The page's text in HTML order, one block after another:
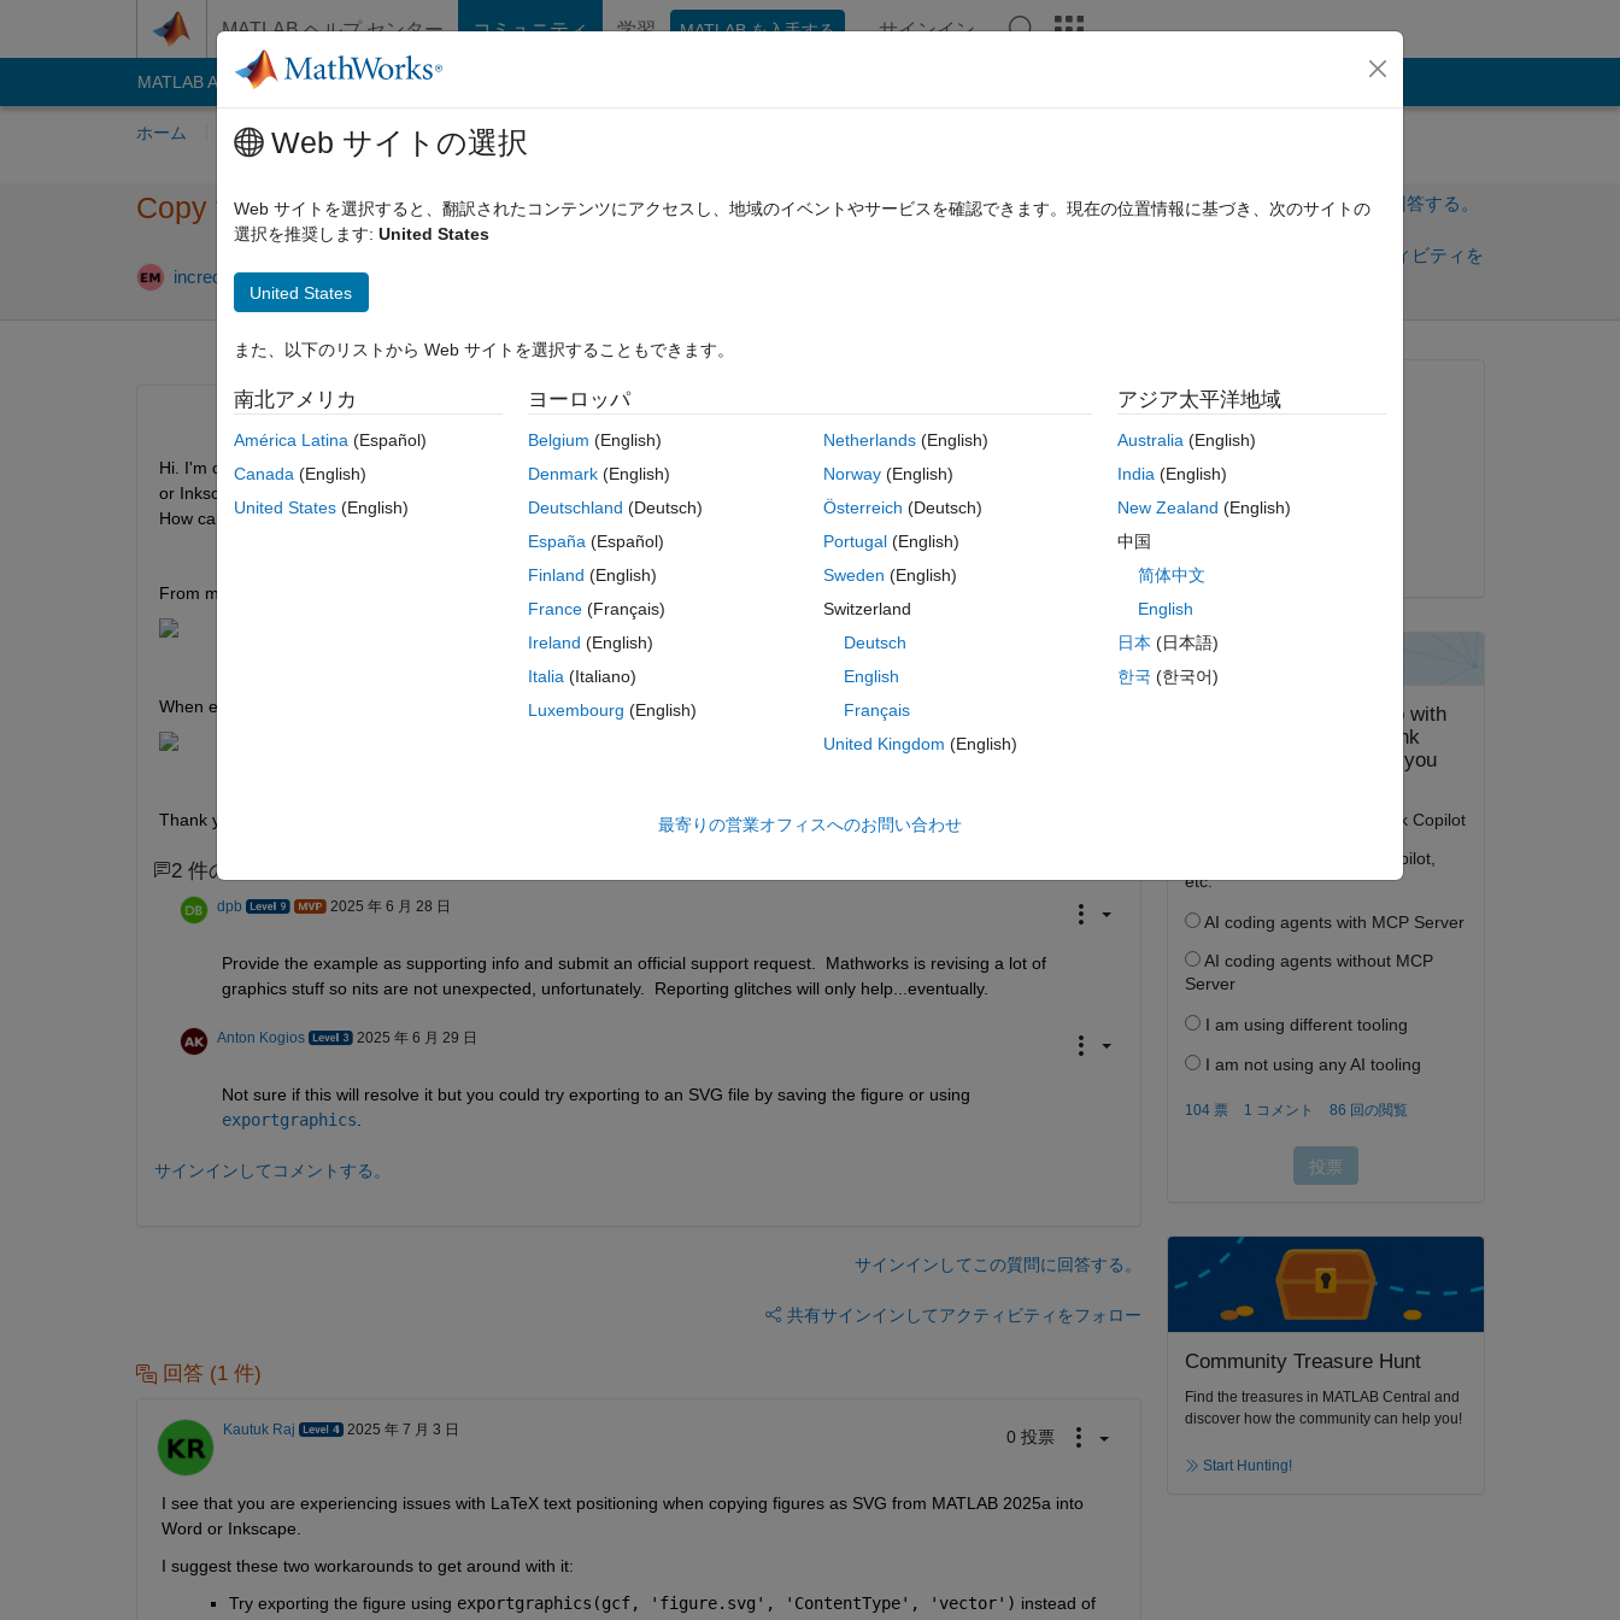
MATLAB ヘルプ センター コミュニティ 学習 MATLAB を入手する サインイン
MATLAB Answers File Exchange
ホーム 質問する 回答 閲覧 MATLAB に関する FAQ
Copy figure from matlab graph as svg
incredibles 2025 6 月 28
サインインしてこの質問に回答する。
サインインしてアクティビティを
0 投票
Hi. I'm currently using MATLAB 2025a. On previous versions, when I'm copying a figure as an SVG and paste it into MS word
or Inkscape, the latex description in the axis is perfectly produced. But on the 2025a version, the positioning gets changed.
How can I resolve this problem in SVG format? I prefer to use SVG than PNG or Tiff.
From matlab graph:
When exported to MS word or inkscape:
Thank you so much.
2 件のコメント
dpb 2025 年 6 月 28 日
Provide the example as supporting info and submit an official support request.  Mathworks is revising a lot of
graphics stuff so nits are not unexpected, unfortunately.  Reporting glitches will only help...eventually.
Anton Kogios 2025 年 6 月 29 日
Not sure if this will resolve it but you could try exporting to an SVG file by saving the figure or using
exportgraphics
サインインしてコメントする。
サインインしてこの質問に回答する。
共有サインインしてアクティビティをフォロー
回答 (1 件)
Kautuk Raj 2025 年 7 月 3 日 0 投票
I see that you are experiencing issues with LaTeX text positioning when copying figures as SVG from MATLAB 2025a into
Word or Inkscape.
I suggest these two workarounds to get around with it:
Try exporting the figure using exportgraphics(gcf, 'figure.svg', 'ContentType', 'vector') instead of
質問済み:
2025 年 6 月 28 日
回答済み:
Community Treasure Hunt
Find the treasures in MATLAB Central and
discover how the community can help you!
Start Hunting!
Web サイトの選択
Web サイトを選択すると、翻訳されたコンテンツにアクセスし、地域のイベントやサービスを確認できます。現在の位置情報に基づき、次のサイトの
選択を推奨します: United States
United States
また、以下のリストから Web サイトを選択することもできます。
南北アメリカ
América Latina (Español)
Canada (English)
United States (English)
ヨーロッパ
Belgium (English)
Denmark (English)
Deutschland (Deutsch)
España (Español)
Finland (English)
France (Français)
Ireland (English)
Italia (Italiano)
Luxembourg (English)
Netherlands(English)
Norway(English)
Österreich (Deutsch)
Portugal(English)
Sweden (English)
Switzerland
Deutsch
English
Français
United Kingdom (English)
アジア太平洋地域
Australia(English)
India(English)
New Zealand (English)
中国
简体中文
English
日本 (日本語)
한국 (한국어)
最寄りの営業オフィスへのお問い合わせ